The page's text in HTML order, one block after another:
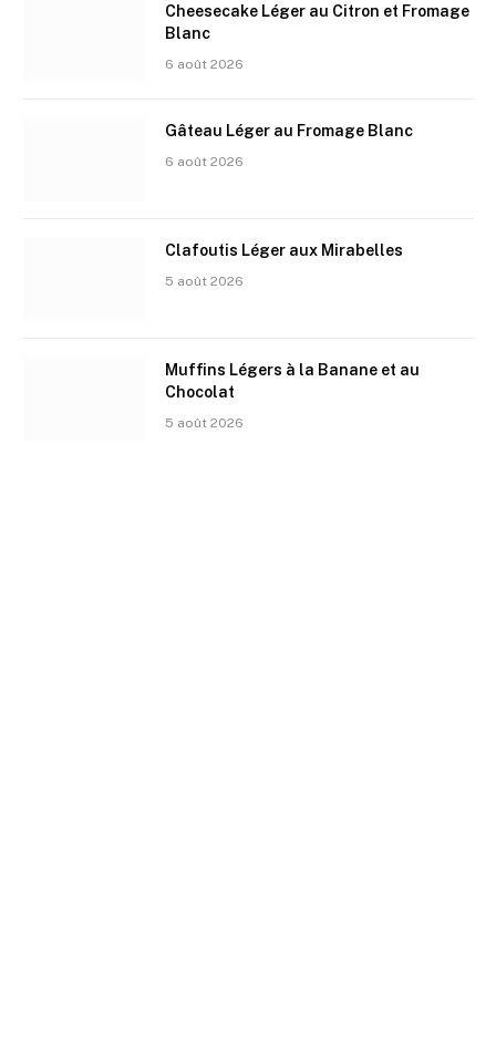
Cheesecake Léger au Citron et Fromage
Blanc
6 août 2026
Gâteau Léger au Fromage Blanc
6 août 2026
Clafoutis Léger aux Mirabelles
5 août 2026
Muffins Légers à la Banane et au
Chocolat
5 août 2026